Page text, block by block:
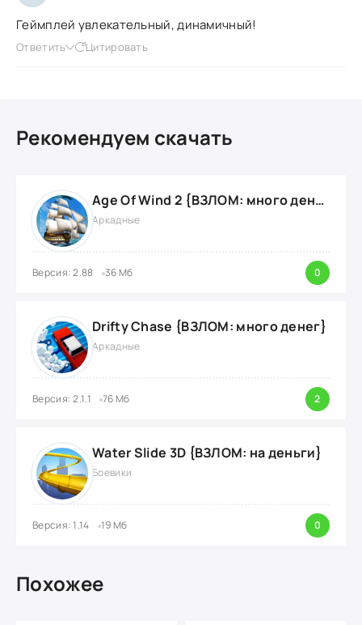
Геймплей увлекательный, динамичный!
Ответить Цитировать
Рекомендуем скачать
Age Of Wind 2 {ВЗЛОМ: много денег}
Аркадные
Версия: 2.88 36 Мб 0
Drifty Chase {ВЗЛОМ: много денег}
Аркадные
Версия: 2.1.1 76 Мб 2
Water Slide 3D {ВЗЛОМ: на деньги}
Боевики
Версия: 1.14 19 Мб 0
Похожее